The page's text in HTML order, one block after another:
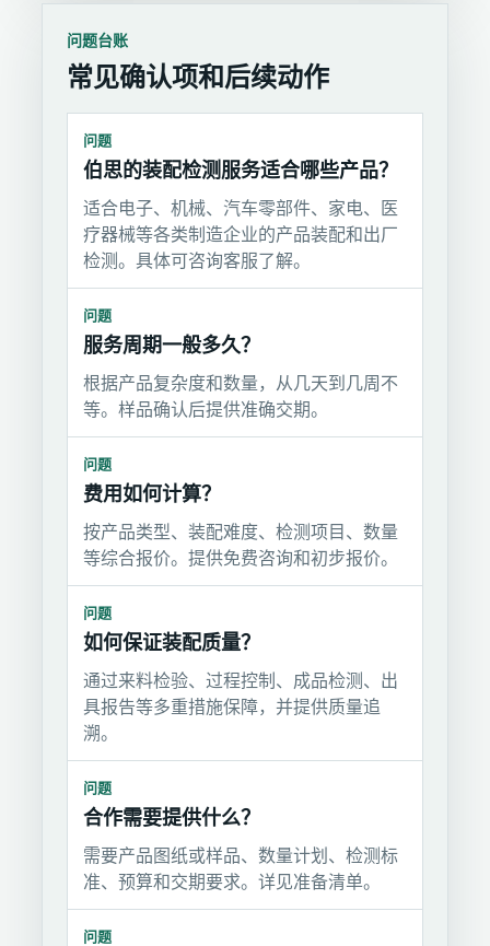
问题台账
常见确认项和后续动作
问题
伯思的装配检测服务适合哪些产品？
适合电子、机械、汽车零部件、家电、医
疗器械等各类制造企业的产品装配和出厂
检测。具体可咨询客服了解。
问题
服务周期一般多久？
根据产品复杂度和数量，从几天到几周不
等。样品确认后提供准确交期。
问题
费用如何计算？
按产品类型、装配难度、检测项目、数量
等综合报价。提供免费咨询和初步报价。
问题
如何保证装配质量？
通过来料检验、过程控制、成品检测、出
具报告等多重措施保障，并提供质量追
溯。
问题
合作需要提供什么？
需要产品图纸或样品、数量计划、检测标
准、预算和交期要求。详见准备清单。
问题